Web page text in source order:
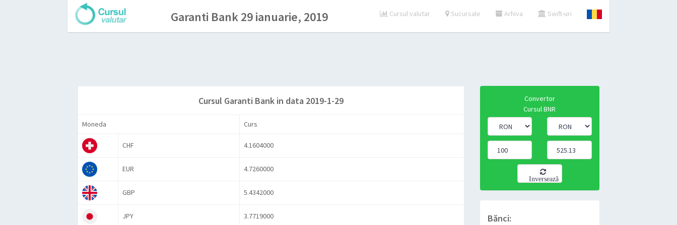
Garanti Bank 29 ianuarie, 2019 Cursul valutar Sucursale Arhiva Swift-uri
Cursul Garanti Bank in data 2019-1-29
Moneda Curs
CHF 4.1604000
EUR 4.7260000
GBP 5.4342000
JPY 3.7719000
Convertor
Cursul BNR
Inversează
Bănci: